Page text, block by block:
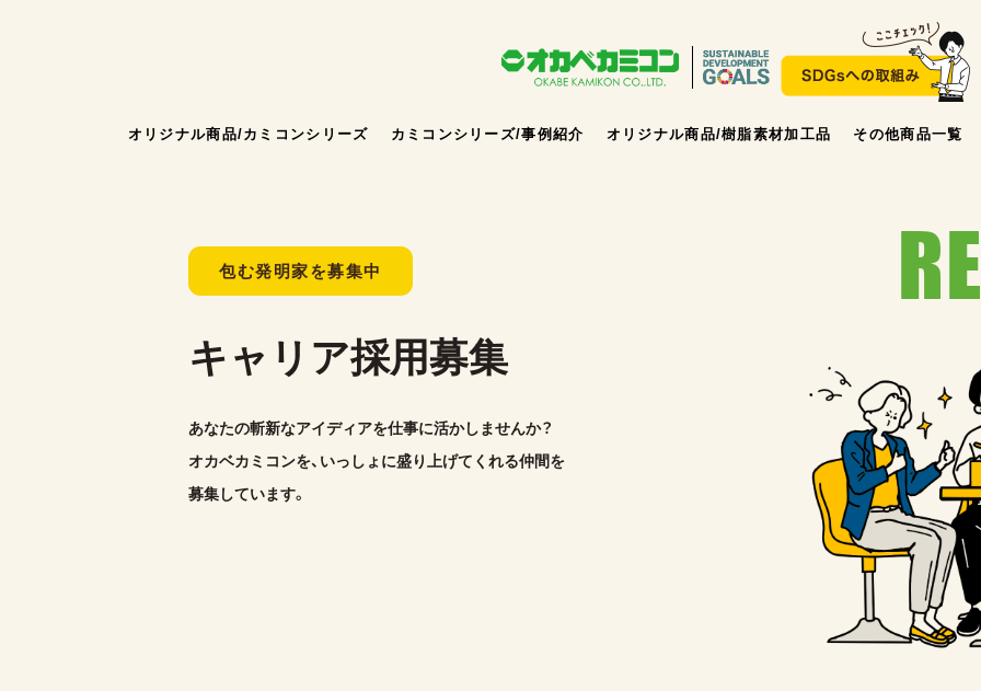
オリジナル商品/カミコンシリーズ カミコンシリーズ/事例紹介 オリジナル商品/樹脂素材加工品 その他商品一覧
包む発明家を募集中
キャリア採用募集
あなたの斬新なアイディアを仕事に活かしませんか？
オカベカミコンを、いっしょに盛り上げてくれる仲間を
募集しています。